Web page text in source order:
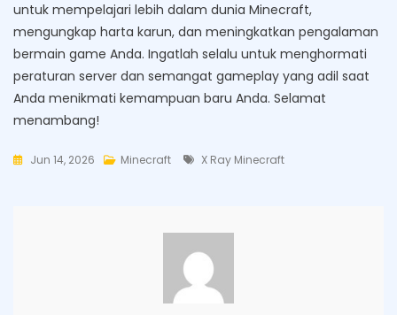
untuk mempelajari lebih dalam dunia Minecraft,
mengungkap harta karun, dan meningkatkan pengalaman
bermain game Anda. Ingatlah selalu untuk menghormati
peraturan server dan semangat gameplay yang adil saat
Anda menikmati kemampuan baru Anda. Selamat
menambang!
Jun 14, 2026 Minecraft Tags
X Ray Minecraft